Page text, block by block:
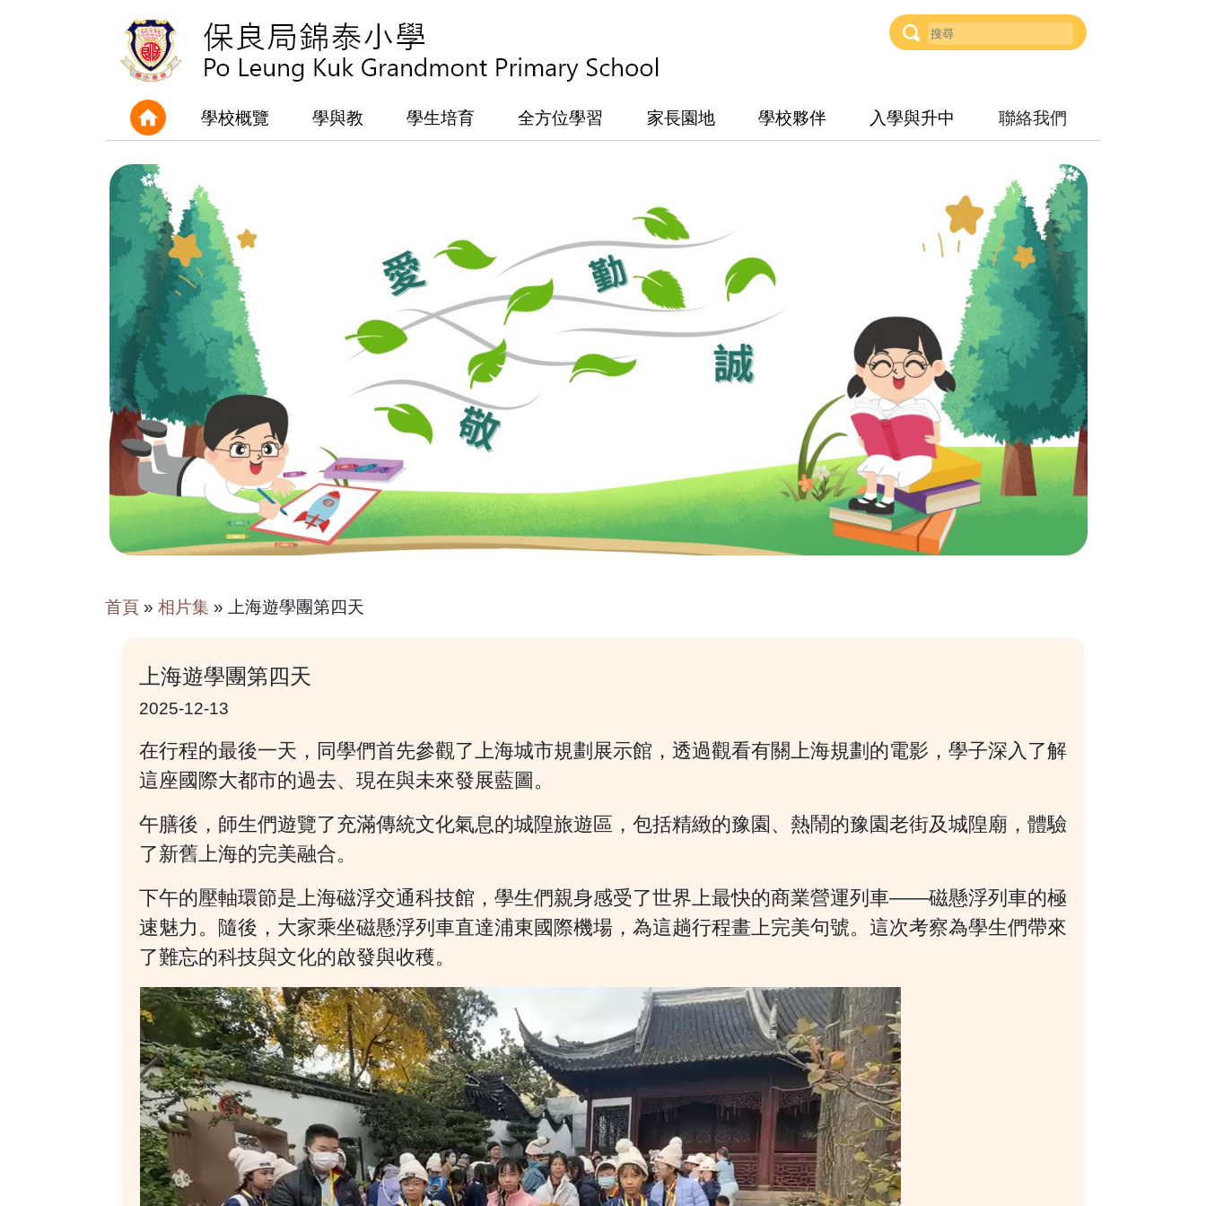
學校概覽 學與教 學生培育 全方位學習 家長園地 學校夥伴 入學與升中 聯絡我們
首頁 » 相片集 » 上海遊學團第四天
上海遊學團第四天
2025-12-13
在行程的最後一天，同學們首先參觀了上海城市規劃展示館，透過觀看有關上海規劃的電影，學子深入了解
這座國際大都市的過去、現在與未來發展藍圖。
午膳後，師生們遊覽了充滿傳統文化氣息的城隍旅遊區，包括精緻的豫園、熱鬧的豫園老街及城隍廟，體驗
了新舊上海的完美融合。
下午的壓軸環節是上海磁浮交通科技館，學生們親身感受了世界上最快的商業營運列車——磁懸浮列車的極
速魅力。隨後，大家乘坐磁懸浮列車直達浦東國際機場，為這趟行程畫上完美句號。這次考察為學生們帶來
了難忘的科技與文化的啟發與收穫。